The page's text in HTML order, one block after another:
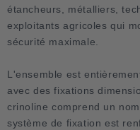
étancheurs, métalliers,
exploitants agricoles qui
sécurité maximale.
L'ensemble est
avec des fixations
crinoline comprend un
système de fixation est